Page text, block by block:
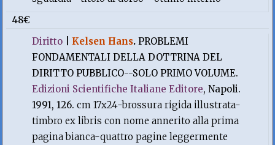
48€
Diritto
Kelsen Hans.PROBLEMI
FONDAMENTALI DELLA DOTTRINA DEL
DIRITTO PUBBLICO--SOLO PRIMO VOLUME.
Edizioni Scientifiche Italiane Editore, Napoli.
1991, 126.cm 17x24-brossura rigida illustrata-
timbro ex libris con nome annerito alla prima
pagina bianca-quattro pagine leggermente